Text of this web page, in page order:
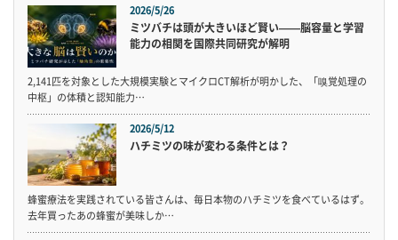
2026/5/26
ミツバチは頭が大きいほど賢い——脳容量と学習
能力の相関を国際共同研究が解明
2,141匹を対象とした大規模実験とマイクロCT解析が明かした、「嗅覚処理の
中枢」の体積と認知能力…
2026/5/12
ハチミツの味が変わる条件とは？
蜂蜜療法を実践されている皆さんは、毎日本物のハチミツを食べているはず。
去年買ったあの蜂蜜が美味しか…